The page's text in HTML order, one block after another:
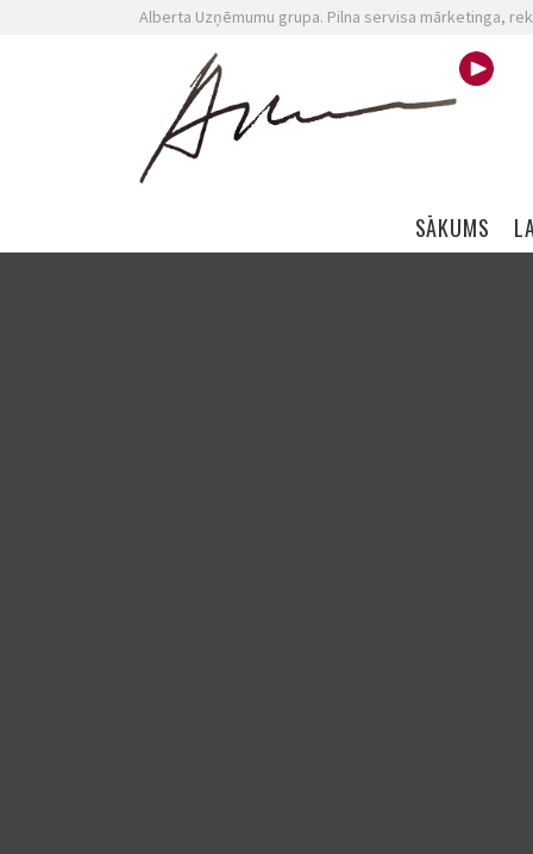
Alberta Uzņēmumu grupa. Pilna servisa mārketinga,
Skip navigation
SĀKUMS